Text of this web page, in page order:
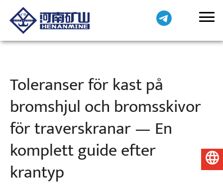
Toleranser för kast på
bromshjul och bromsskivor
för traverskranar — En
komplett guide efter
krantyp Svenska